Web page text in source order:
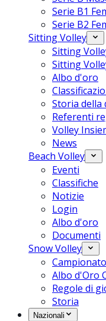
Serie B1
Serie B2
Sitting Volley
Sitting
Sitting
Albo d'oro
Storia della
Referenti
Volley
News
Beach Volley
Eventi
Classifiche
Notizie
Login
Albo d'oro
Documenti
Snow Volley
Albo d'Oro
Regole di
Storia
Nazionali